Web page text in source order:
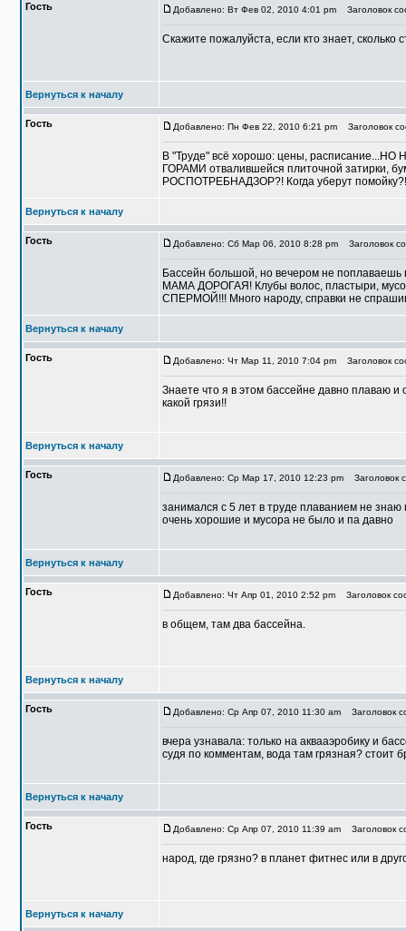
Гость Добавлено: Вт Фев 02, 2010 4:01 pm Заголовок
Скажите пожалуйста, если кто знает,
Вернуться к началу
Гость Добавлено: Пн Фев 22, 2010 6:21 pm Заголовок
В "Труде" всё хорошо: цены,
ГОРАМИ отвалившейся плиточной затирки,
РОСПОТРЕБНАДЗОР?! Когда уберут помойку?!
Вернуться к началу
Гость Добавлено: Сб Мар 06, 2010 8:28 pm Заголовок
Бассейн большой, но вечером не поплаваешь
МАМА ДОРОГАЯ! Клубы волос, пластыри,
СПЕРМОЙ!!! Много народу, справки не
Вернуться к началу
Гость Добавлено: Чт Мар 11, 2010 7:04 pm Заголовок
Знаете что я в этом бассейне давно плаваю
какой грязи!!
Вернуться к началу
Гость Добавлено: Ср Мар 17, 2010 12:23 pm Заголовок
занимался с 5 лет в труде плаванием не
очень хорошие и мусора не было и па давно
Вернуться к началу
Гость Добавлено: Чт Апр 01, 2010 2:52 pm Заголовок
в общем, там два бассейна.
Вернуться к началу
Гость Добавлено: Ср Апр 07, 2010 11:30 am Заголовок
вчера узнавала: только на аквааэробику и
судя по комментам, вода там грязная? стоит
Вернуться к началу
Гость Добавлено: Ср Апр 07, 2010 11:39 am Заголовок
народ, где грязно? в планет фитнес или в
Вернуться к началу